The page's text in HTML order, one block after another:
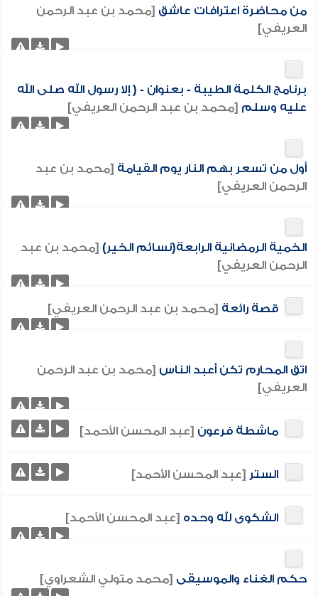
من محاضرة اعترافات عاشق [محمد بن عبد الرحمن
العريفي]
برنامج الكلمة الطيبة - بعنوان - ( إلا رسول الله صلى الله
عليه وسلم [محمد بن عبد الرحمن العريفي]
أول من تسعر بهم النار يوم القيامة [محمد بن عبد
الرحمن العريفي]
الخمية الرمضانية الرابعة(نسائم الخير) [محمد بن عبد
الرحمن العريفي]
قصة رائعة [محمد بن عبد الرحمن العريفي]
اتق المحارم تكن أعبد الناس [محمد بن عبد الرحمن
العريفي]
ماشطة فرعون [عبد المحسن الأحمد]
الستر [عبد المحسن الأحمد]
الشكوى لله وحده [عبد المحسن الأحمد]
حكم الغناء والموسيقى [محمد متولي الشعراوي]